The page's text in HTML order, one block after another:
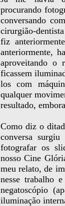
procurando
conversando
cirurgião-
fiz
anteriormente,
aproveitando o
ficassem
los com
qualquer
resultado,
Como diz o
conversa
fotografar os
nosso Cine
meu relato, de
nesse trabalho
negatoscópio
iluminação